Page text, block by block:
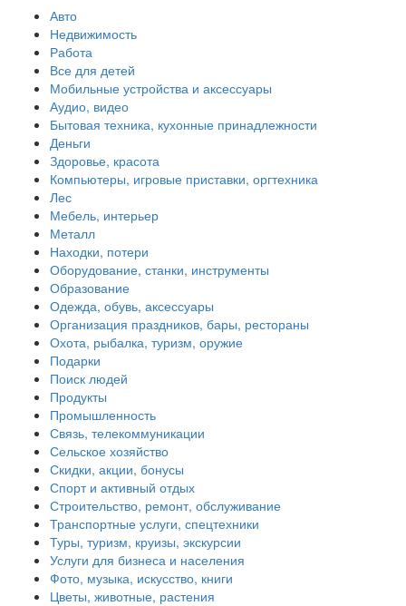
Авто
Недвижимость
Работа
Все для детей
Мобильные устройства и аксессуары
Аудио, видео
Бытовая техника, кухонные принадлежности
Деньги
Здоровье, красота
Компьютеры, игровые приставки, оргтехника
Лес
Мебель, интерьер
Металл
Находки, потери
Оборудование, станки, инструменты
Образование
Одежда, обувь, аксессуары
Организация праздников, бары, рестораны
Охота, рыбалка, туризм, оружие
Подарки
Поиск людей
Продукты
Промышленность
Связь, телекоммуникации
Сельское хозяйство
Скидки, акции, бонусы
Спорт и активный отдых
Строительство, ремонт, обслуживание
Транспортные услуги, спецтехники
Туры, туризм, круизы, экскурсии
Услуги для бизнеса и населения
Фото, музыка, искусство, книги
Цветы, животные, растения